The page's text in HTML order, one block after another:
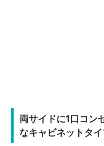
両サイドに1口コン
なキャビネットタ